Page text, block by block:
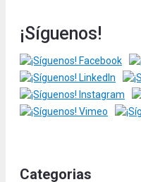
¡Síguenos!
Categorias